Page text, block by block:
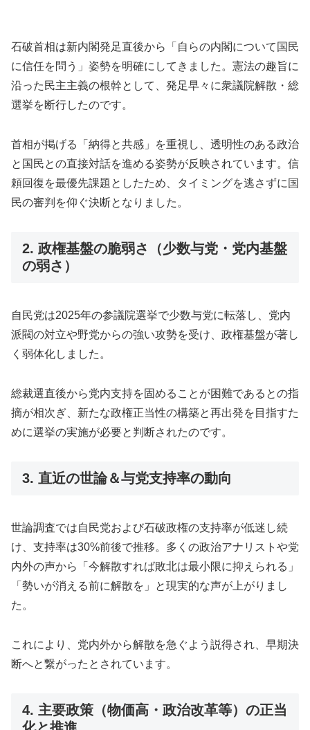
石破首相は新内閣発足直後から「自らの内閣について国民
に信任を問う」姿勢を明確にしてきました。憲法の趣旨に
沿った民主主義の根幹として、発足早々に衆議院解散・総
選挙を断行したのです。
首相が掲げる「納得と共感」を重視し、透明性のある政治
と国民との直接対話を進める姿勢が反映されています。信
頼回復を最優先課題としたため、タイミングを逃さずに国
民の審判を仰ぐ決断となりました。
2. 政権基盤の脆弱さ（少数与党・党内基盤
の弱さ）
自民党は2025年の参議院選挙で少数与党に転落し、党内
派閥の対立や野党からの強い攻勢を受け、政権基盤が著し
く弱体化しました。
総裁選直後から党内支持を固めることが困難であるとの指
摘が相次ぎ、新たな政権正当性の構築と再出発を目指すた
めに選挙の実施が必要と判断されたのです。
3. 直近の世論＆与党支持率の動向
世論調査では自民党および石破政権の支持率が低迷し続
け、支持率は30%前後で推移。多くの政治アナリストや党
内外の声から「今解散すれば敗北は最小限に抑えられる」
「勢いが消える前に解散を」と現実的な声が上がりまし
た。
これにより、党内外から解散を急ぐよう説得され、早期決
断へと繋がったとされています。
4. 主要政策（物価高・政治改革等）の正当